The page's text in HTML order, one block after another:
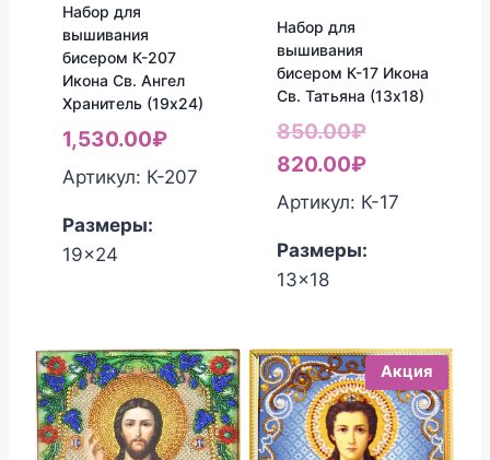
Набор для
вышивания
бисером К-207
Икона Св. Ангел
Хранитель (19х24)
1,530.00₽
Артикул: К-207
Размеры:
19x24
Набор для
вышивания
бисером К-17 Икона
Св. Татьяна (13х18)
850.00₽
цена
составляла
820.00₽Текущая
цена:
Артикул: К-17
Размеры:
13x18
Акция